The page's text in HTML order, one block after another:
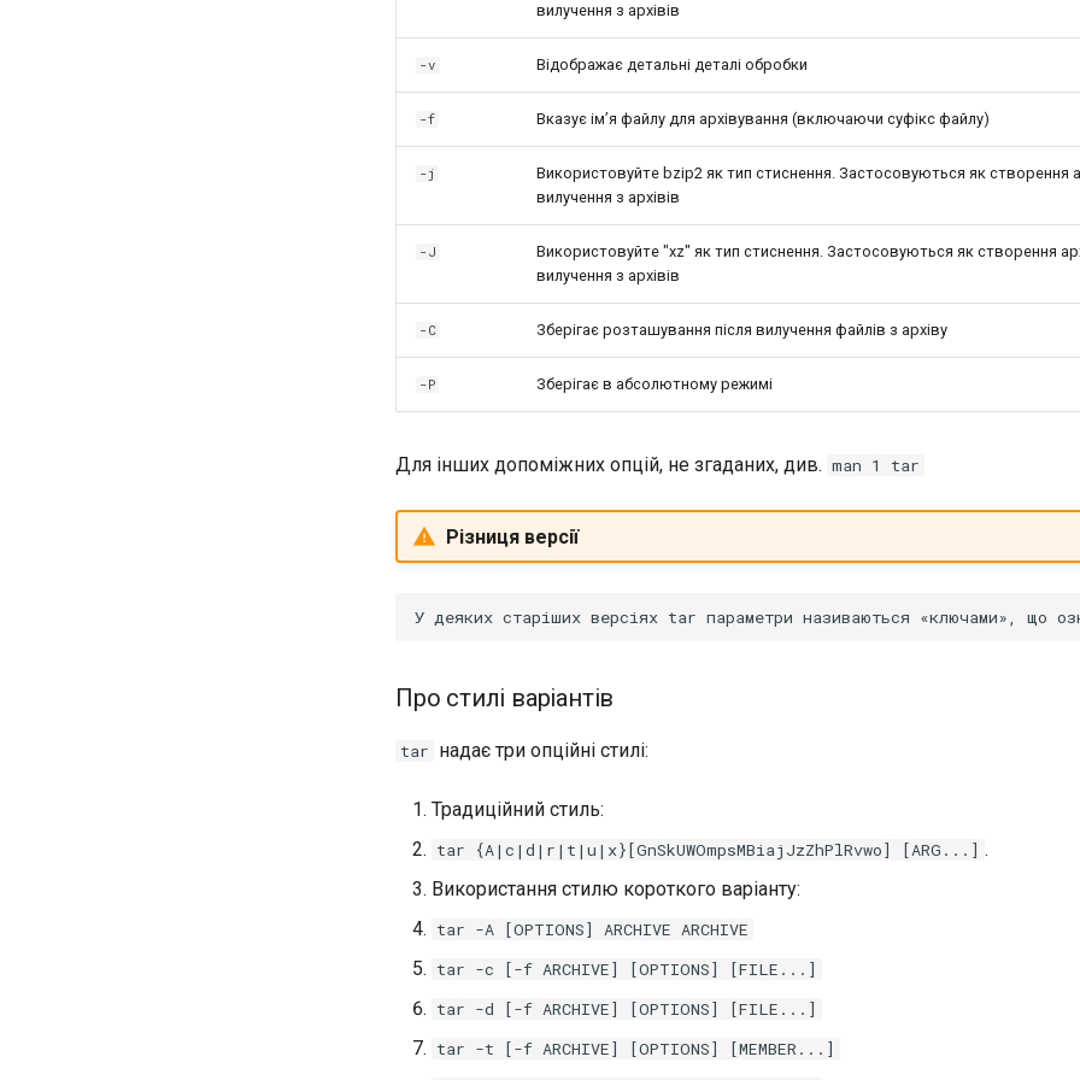
вилучення з архівів
-v Відображає детальні деталі обробки
-f Вказує ім’я файлу для архівування (включаючи суфікс файлу)
-j
Використовуйте bzip2 як тип стиснення. Застосовуються як створення
вилучення з архівів
-J
Використовуйте "xz" як тип стиснення. Застосовуються як створення
вилучення з архівів
-C Зберігає розташування після вилучення файлів з архіву
-P Зберігає в абсолютному режимі
Для інших допоміжних опцій, не згаданих, див. man 1 tar
Різниця версії
Про стилі варіантів
tar надає три опційні стилі:
Традиційний стиль:
tar {A|c|d|r|t|u|x}[GnSkUWOmpsMBiajJzZhPlRvwo] [ARG...] .
Використання стилю короткого варіанту:
tar -A [OPTIONS] ARCHIVE ARCHIVE
tar -c [-f ARCHIVE] [OPTIONS] [FILE...]
tar -d [-f ARCHIVE] [OPTIONS] [FILE...]
tar -t [-f ARCHIVE] [OPTIONS] [MEMBER...]